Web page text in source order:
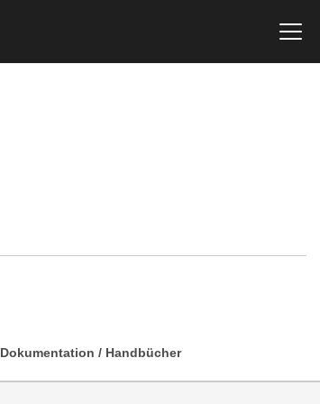
Dokumentation / Handbücher